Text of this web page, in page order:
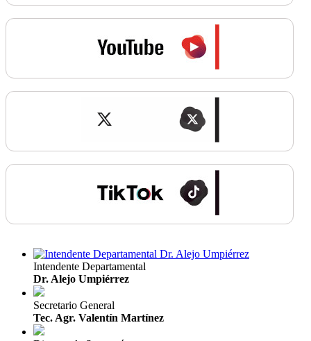
Intendente Departamental
Dr. Alejo Umpiérrez
Secretario General
Tec. Agr. Valentín Martínez